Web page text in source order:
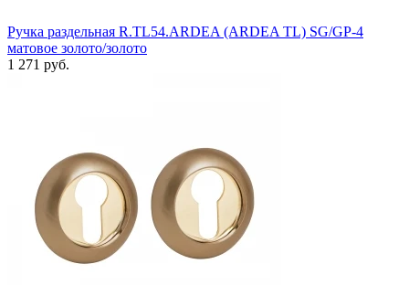
Ручка раздельная R.TL54.ARDEA (ARDEA TL) SG/GP-4
матовое золото/золото
1 271 руб.